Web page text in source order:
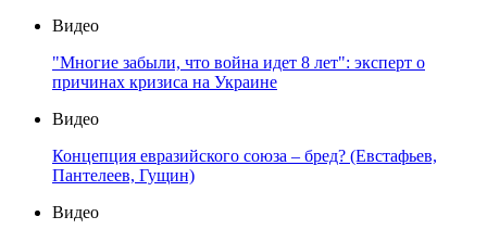
Видео
"Многие забыли, что война идет 8 лет": эксперт о
причинах кризиса на Украине
Видео
Концепция евразийского союза – бред? (Евстафьев,
Пантелеев, Гущин)
Видео